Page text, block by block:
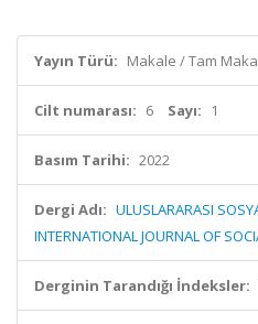
Yayın Türü: Makale / Tam
Cilt numarası: 6 Sayı: 1
Basım Tarihi: 2022
Dergi Adı: ULUSLARARASI
INTERNATIONAL JOURNAL OF
Derginin Tarandığı İndeksler: